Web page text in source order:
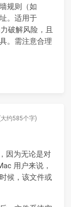
规则（如
。适用于
破解风险，且
。需注意合理
约585个字)
因为无论是对
用户来说，
候，该文件或